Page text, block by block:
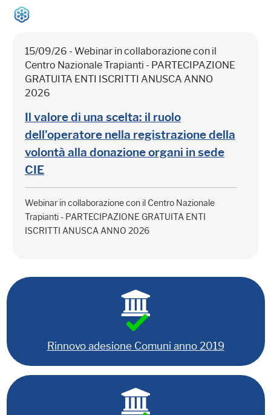
15/09/26 - Webinar in collaborazione con il
Centro Nazionale Trapianti - PARTECIPAZIONE
GRATUITA ENTI ISCRITTI ANUSCA ANNO
2026
Il valore di una scelta: il ruolo
dell'operatore nella registrazione della
volontà alla donazione organi in sede
CIE
Webinar in collaborazione con il Centro Nazionale
Trapianti - PARTECIPAZIONE GRATUITA ENTI
ISCRITTI ANUSCA ANNO 2026
Rinnovo adesione Comuni anno 2019